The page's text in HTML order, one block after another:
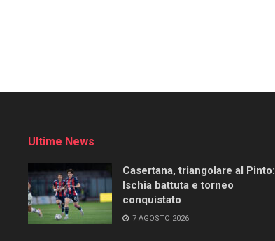
Ultime News
Casertana, triangolare al Pinto:
Ischia battuta e torneo
conquistato
7 AGOSTO 2026